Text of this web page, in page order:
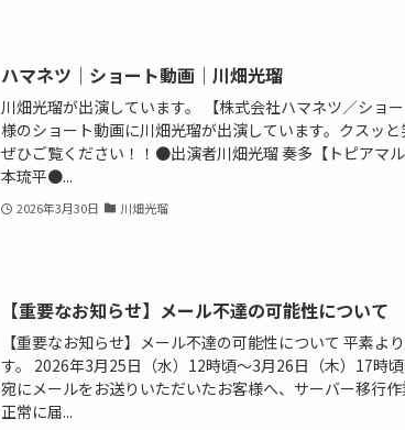
ハマネツ｜ショート動画｜川畑光瑠
川畑光瑠が出演しています。 【株式会社ハマネツ／ショ
様のショート動画に川畑光瑠が出演しています。クスッ
ぜひご覧ください！！●出演者川畑光瑠 奏多【トピアマ
本琉平●...
2026年3月30日 川畑光瑠
【重要なお知らせ】メール不達の可能性について
【重要なお知らせ】メール不達の可能性について 平素よ
す。 2026年3月25日（水）12時頃〜3月26日（木）17時
宛にメールをお送りいただいたお客様へ、サーバー移行
正常に届...